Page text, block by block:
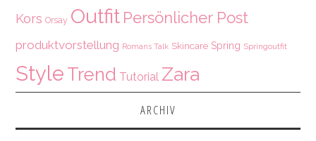
Kors Orsay Outfit Persönlicher Post
produktvorstellung Romans Talk Skincare Spring Springoutfit
Style Trend Tutorial Zara
ARCHIV